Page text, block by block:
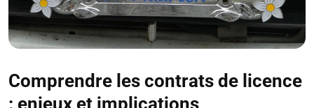
Comprendre les contrats de licence
: enjeux et implications